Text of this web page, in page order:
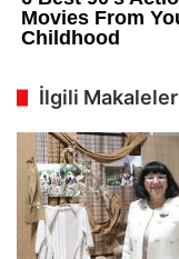
İlgili Makaleler